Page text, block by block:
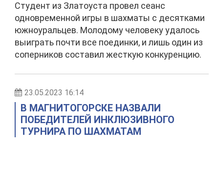
Студент из Златоуста провел сеанс
одновременной игры в шахматы с десятками
южноуральцев. Молодому человеку удалось
выиграть почти все поединки, и лишь один из
соперников составил жесткую конкуренцию.
23.05.2023 16:14
В МАГНИТОГОРСКЕ НАЗВАЛИ
ПОБЕДИТЕЛЕЙ ИНКЛЮЗИВНОГО
ТУРНИРА ПО ШАХМАТАМ